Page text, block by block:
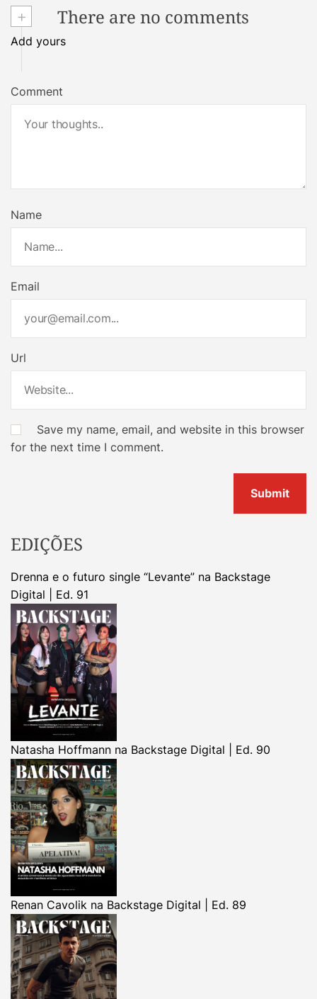
+ There are no comments
Add yours
Comment
Name
Email
Url
Save my name, email, and website in this browser
for the next time I comment.
EDIÇÕES
Drenna e o futuro single “Levante” na Backstage
Digital | Ed. 91
Natasha Hoffmann na Backstage Digital | Ed. 90
Renan Cavolik na Backstage Digital | Ed. 89